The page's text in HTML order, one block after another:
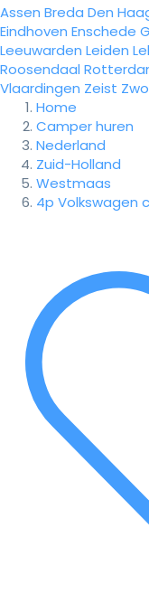
Assen Breda Den
Eindhoven Enschede
Leeuwarden Leiden
Roosendaal
Vlaardingen Zeist
Home
Camper huren
Nederland
Zuid-Holland
Westmaas
4p Volkswagen